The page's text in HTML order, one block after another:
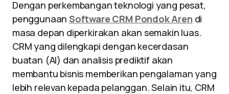
Dengan perkembangan teknologi yang pesat,
penggunaanSoftware CRM Pondok Aren di
masa depan diperkirakan akan semakin luas.
CRM yang dilengkapi dengan kecerdasan
buatan (AI) dan analisis prediktif akan
membantu bisnis memberikan pengalaman yang
lebih relevan kepada pelanggan. Selain itu, CRM